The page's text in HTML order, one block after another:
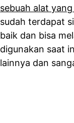
sebuah alat
sudah terdapat
baik dan bisa
digunakan saat
lainnya dan